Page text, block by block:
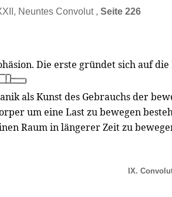
Neuntes Convolut , Seite 226
Die erste gründet sich auf die
als Kunst des Gebrauchs der
um eine Last zu bewegen
Raum in längerer Zeit zu
IX.